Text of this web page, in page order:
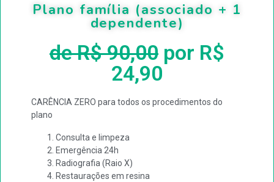
Plano família (associado + 1
dependente)
de R$ 90,00 por R$
24,90
CARÊNCIA ZERO para todos os procedimentos do
plano
Consulta e limpeza
Emergência 24h
Radiografia (Raio X)
Restaurações em resina